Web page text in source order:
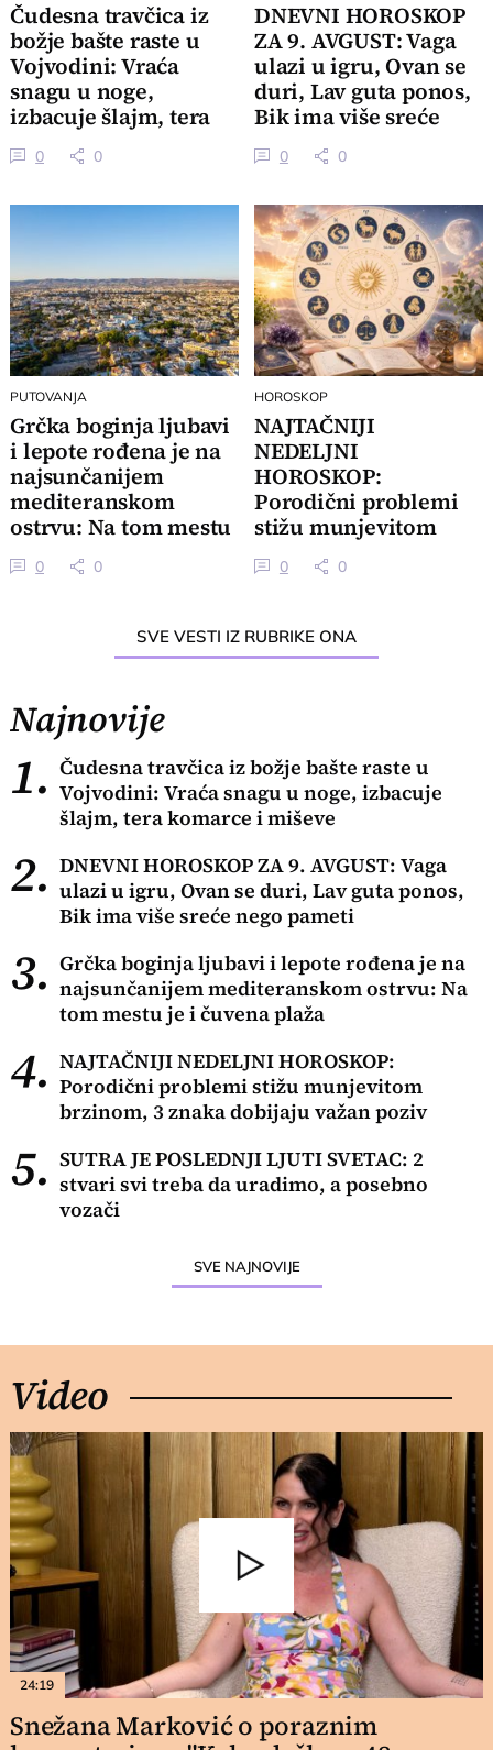
Čudesna travčica iz
božje bašte raste u
Vojvodini: Vraća
snagu u noge,
izbacuje šlajm, tera
komarce i miševe
0 0
DNEVNI HOROSKOP
ZA 9. AVGUST: Vaga
ulazi u igru, Ovan se
duri, Lav guta ponos,
Bik ima više sreće
nego pameti
0 0
PUTOVANJA
Grčka boginja ljubavi
i lepote rođena je na
najsunčanijem
mediteranskom
ostrvu: Na tom mestu
je i čuvena plaža
0 0
HOROSKOP
NAJTAČNIJI
NEDELJNI
HOROSKOP:
Porodični problemi
stižu munjevitom
brzinom, 3 znaka
dobijaju važan poziv
0 0
SVE VESTI IZ RUBRIKE ONA
Najnovije
1. Čudesna travčica iz božje bašte raste u
Vojvodini: Vraća snagu u noge, izbacuje
šlajm, tera komarce i miševe
2. DNEVNI HOROSKOP ZA 9. AVGUST: Vaga
ulazi u igru, Ovan se duri, Lav guta ponos,
Bik ima više sreće nego pameti
3. Grčka boginja ljubavi i lepote rođena je na
najsunčanijem mediteranskom ostrvu: Na
tom mestu je i čuvena plaža
4. NAJTAČNIJI NEDELJNI HOROSKOP:
Porodični problemi stižu munjevitom
brzinom, 3 znaka dobijaju važan poziv
5. SUTRA JE POSLEDNJI LJUTI SVETAC: 2
stvari svi treba da uradimo, a posebno
vozači
SVE NAJNOVIJE
Video
24:19
Snežana Marković o poraznim